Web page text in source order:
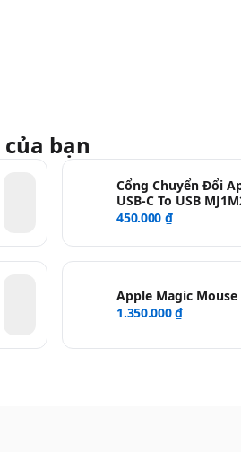
bạn
Cổng Chuyển Đổi
USB-C To USB
450.000 ₫
Apple Magic Mouse
1.350.000 ₫